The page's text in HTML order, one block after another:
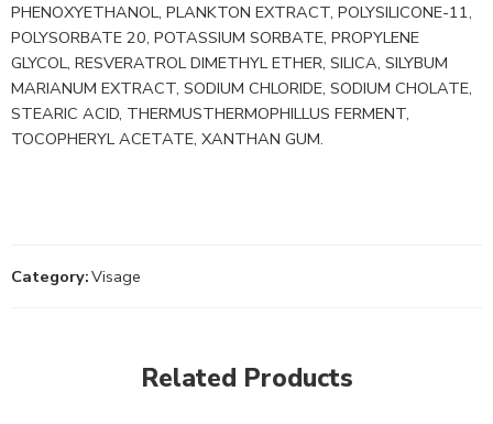
PHENOXYETHANOL, PLANKTON EXTRACT, POLYSILICONE-11,
POLYSORBATE 20, POTASSIUM SORBATE, PROPYLENE
GLYCOL, RESVERATROL DIMETHYL ETHER, SILICA, SILYBUM
MARIANUM EXTRACT, SODIUM CHLORIDE, SODIUM CHOLATE,
STEARIC ACID, THERMUSTHERMOPHILLUS FERMENT,
TOCOPHERYL ACETATE, XANTHAN GUM.
Category:Visage
Related Products